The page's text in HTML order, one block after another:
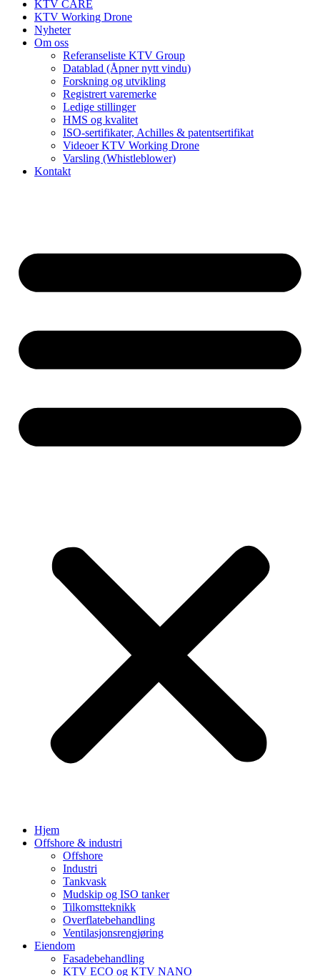
KTV CARE
KTV Working Drone
Nyheter
Om oss
Referanseliste KTV Group
Datablad (Åpner nytt vindu)
Forskning og utvikling
Registrert varemerke
Ledige stillinger
HMS og kvalitet
ISO-sertifikater, Achilles & patentsertifikat
Videoer KTV Working Drone
Varsling (Whistleblower)
Kontakt
Hjem
Offshore & industri
Offshore
Industri
Tankvask
Mudskip og ISO tanker
Tilkomstteknikk
Overflatebehandling
Ventilasjonsrengjøring
Eiendom
Fasadebehandling
KTV ECO og KTV NANO